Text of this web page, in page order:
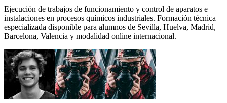
Ejecución de trabajos de funcionamiento y control de aparatos e
instalaciones en procesos químicos industriales. Formación técnica
especializada disponible para alumnos de Sevilla, Huelva, Madrid,
Barcelona, Valencia y modalidad online internacional.